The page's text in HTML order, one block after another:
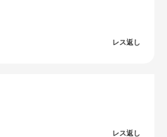
レス返し
レス返し